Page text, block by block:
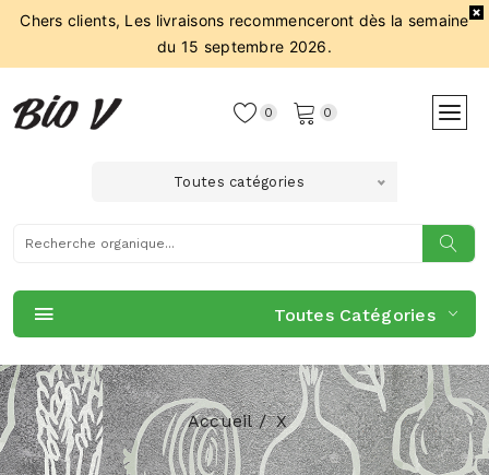
Chers clients, Les livraisons recommenceront dès la semaine
du 15 septembre 2026.
0 0
Toutes catégories
Toutes Catégories
Accueil X